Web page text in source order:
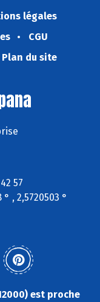
légales
CGU
Plan du site
57
, 2,5720503 °
est proche